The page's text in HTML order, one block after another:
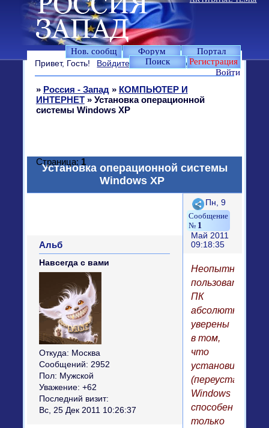
Нов. сообщ Форум
Портал
Поиск
Регистрация
Войти
Привет, Гость! Войдите илизарегистрируйтесь.
» Россия - Запад » КОМПЬЮТЕР И
ИНТЕРНЕТ » Установка операционной
системы Windows XP
Установка операционной системы
Windows XP
Страница: 1
Поделиться
1
Пн, 9
Май 2011
09:18:35
Альб
Навсегда с вами
Откуда: Москва
Сообщений: 2952
Пол: Мужской
Уважение: +62
Последний визит:
Вс, 25 Дек 2011 10:26:37
Неопытные
пользователи
ПК
абсолютно
уверены
в том,
что
установить
Windows
способен
только